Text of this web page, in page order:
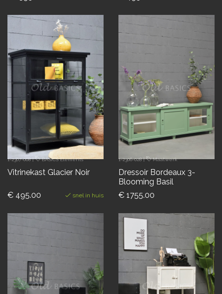
1-2307-008| BASICS Elements
Vitrinekast Glacier Noir
€ 495.00 snel in huis
1-2306-028| Maatwerk
Dressoir Bordeaux 3-
Blooming Basil
€ 1755.00